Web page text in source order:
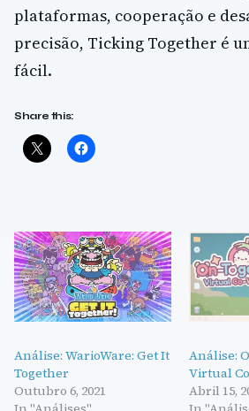
plataformas, cooperação e
precisão, Ticking Together é
fácil.
Share this:
Análise: WarioWare: Get It
Together
Outubro 6, 2021
Análise:
Virtual
Abril 15,